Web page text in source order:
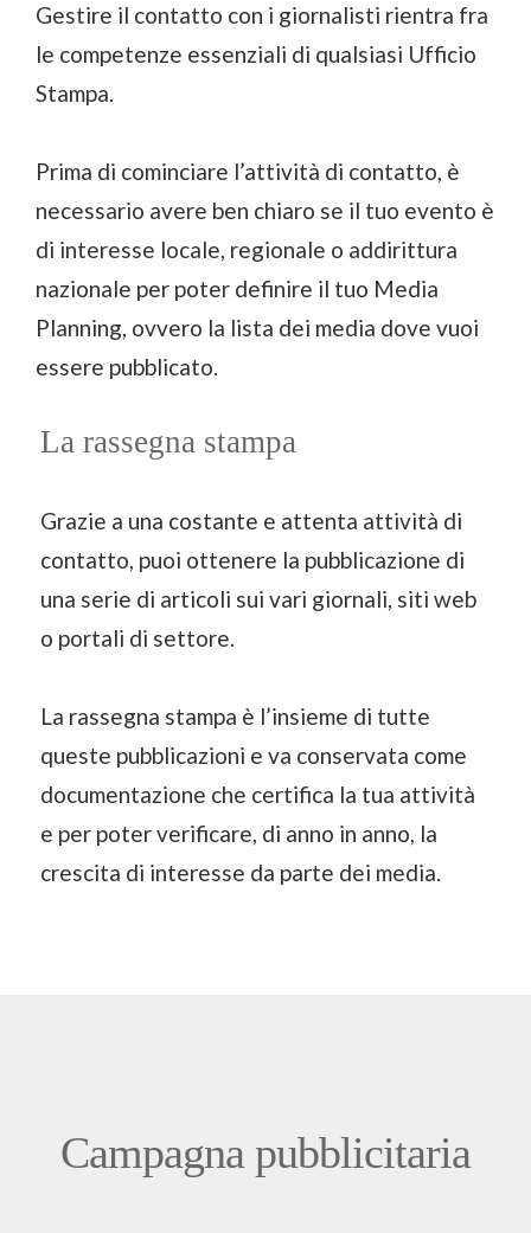
Gestire il contatto con i giornalisti rientra fra
le competenze essenziali di qualsiasi Ufficio
Stampa.
Prima di cominciare l’attività di contatto, è
necessario avere ben chiaro se il tuo evento è
di interesse locale, regionale o addirittura
nazionale per poter definire il tuo Media
Planning, ovvero la lista dei media dove vuoi
essere pubblicato.
La rassegna stampa
Grazie a una costante e attenta attività di
contatto, puoi ottenere la pubblicazione di
una serie di articoli sui vari giornali, siti web
o portali di settore.
La rassegna stampa è l’insieme di tutte
queste pubblicazioni e va conservata come
documentazione che certifica la tua attività
e per poter verificare, di anno in anno, la
crescita di interesse da parte dei media.
Campagna pubblicitaria